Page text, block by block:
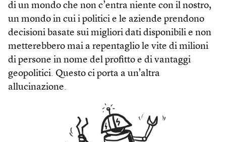
di un mondo che non c’entra niente con il nostro,
un mondo in cui i politici e le aziende prendono
decisioni basate sui migliori dati disponibili e non
metterebbero mai a repentaglio le vite di milioni
di persone in nome del profitto e di vantaggi
geopolitici. Questo ci porta a un’altra
allucinazione.